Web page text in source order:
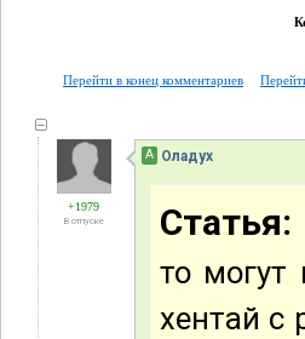
Перейти в конец комментариев
+1979
В отпуске
А Оладух
Статья:
то могут
хентай с